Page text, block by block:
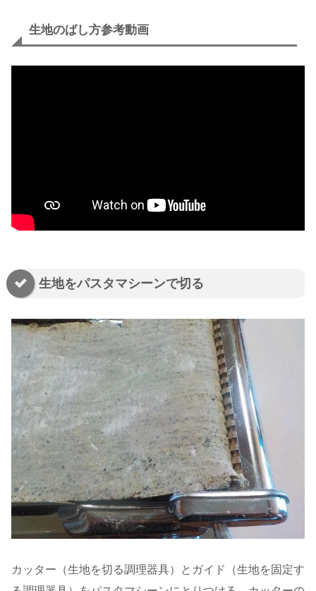
生地のばし方参考動画
生地をパスタマシーンで切る
カッター（生地を切る調理器具）とガイド（生地を固定す